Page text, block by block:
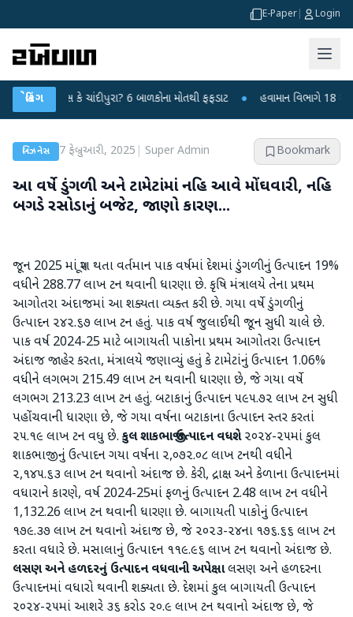
E-Paper Login
બ્રેકિંગ
કે ચાંદીપુરા? 6 બાળકોના મોતથી ફફડાટ ● હવામાન વિભાગે 18 રાજ્યો માટે
બિઝનેસ 7 ફેબ્રુઆરી, 2025 Super Admin Bookmark
આ વર્ષે ડુંગળી અને ટામેટાંમાં નહિ આવે મોંઘવારી, નહિ
બગડે રસોડાનું બજેટ, જાણો કારણ...
જૂન 2025 માં પૂરા થતા વર્તમાન પાક વર્ષમાં દેશમાં ડુંગળીનું ઉત્પાદન 19%
વધીને 288.77 લાખ ટન થવાની ધારણા છે. કૃષિ મંત્રાલયે તેના પ્રથમ
આગોતરા અંદાજમાં આ શક્યતા વ્યક્ત કરી છે. ગયા વર્ષે ડુંગળીનું
ઉત્પાદન ૨૪૨.૬૭ લાખ ટન હતું. પાક વર્ષ જુલાઈથી જૂન સુધી ચાલે છે.
પાક વર્ષ 2024-25 માટે બાગાયતી પાકોના પ્રથમ આગોતરા ઉત્પાદન
અંદાજ જાહેર કરતા, મંત્રાલયે જણાવ્યું હતું કે ટામેટાંનું ઉત્પાદન 1.06%
વધીને લગભગ 215.49 લાખ ટન થવાની ધારણા છે, જે ગયા વર્ષે
લગભગ 213.23 લાખ ટન હતું. બટાકાનું ઉત્પાદન ૫૯૫.૭૨ લાખ ટન સુધી
પહોંચવાની ધારણા છે, જે ગયા વર્ષના બટાકાના ઉત્પાદન સ્તર કરતાં
૨૫.૧૯ લાખ ટન વધુ છે. કુલ શાકભાજી ઉત્પાદન વધશે૨૦૨૪-૨૫માં કુલ
શાકભાજીનું ઉત્પાદન ગયા વર્ષના ૨,૦૭૨.૦૮ લાખ ટનથી વધીને
૨,૧૪૫.૬૩ લાખ ટન થવાનો અંદાજ છે. કેરી, દ્રાક્ષ અને કેળાના ઉત્પાદનમાં
વધારાને કારણે, વર્ષ 2024-25માં ફળનું ઉત્પાદન 2.48 લાખ ટન વધીને
1,132.26 લાખ ટન થવાની ધારણા છે. બાગાયતી પાકોનું ઉત્પાદન
૧૭૯.૩૭ લાખ ટન થવાનો અંદાજ છે, જે ૨૦૨૩-૨૪ના ૧૭૬.૬૬ લાખ ટન
કરતા વધારે છે. મસાલાનું ઉત્પાદન ૧૧૯.૯૬ લાખ ટન થવાનો અંદાજ છે.
લસણ અને હળદરનું ઉત્પાદન વધવાની અપેક્ષાલસણ અને હળદરના
ઉત્પાદનમાં વધારો થવાની શક્યતા છે. દેશમાં કુલ બાગાયતી ઉત્પાદન
૨૦૨૪-૨૫માં આશરે ૩૬ કરોડ ૨૦.૯ લાખ ટન થવાનો અંદાજ છે, જે